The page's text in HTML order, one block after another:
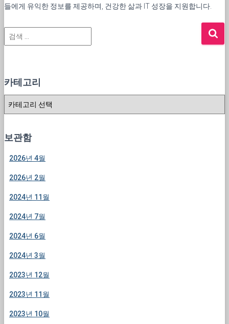
들에게 유익한 정보를 제공하며, 건강한 삶과 IT 성장을 지원합니다.
검
색
카테고리
리
보관함
2026년 4월
2026년 2월
2024년 11월
2024년 7월
2024년 6월
2024년 3월
2023년 12월
2023년 11월
2023년 10월